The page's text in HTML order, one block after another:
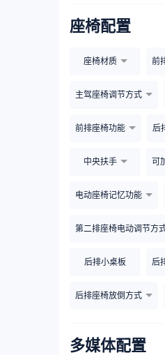
座椅配置
座椅材质 前
主驾座椅调节方式
前排座椅功能 后
中央扶手 可
电动座椅记忆功能
第二排座椅电动调节方
后排小桌板 后
后排座椅放倒方式
多媒体配置